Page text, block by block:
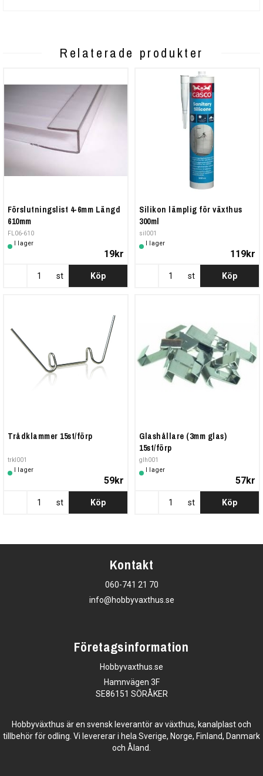
Relaterade produkter
Förslutningslist 4-6mm Längd
610mm
FL06-610
I lager
19kr
st Köp
Silikon lämplig för växthus
300ml
sil001
I lager
119kr
st Köp
Trådklammer 15st/förp
trkl001
I lager
59kr
st Köp
Glashållare (3mm glas)
15st/förp
glh001
I lager
57kr
st Köp
Kontakt
060-741 21 70
info@hobbyvaxthus.se
Företagsinformation
Hobbyvaxthus.se
Hamnvägen 3F
SE86151 SÖRÅKER
Hobbyväxthus är en svensk leverantör av växthus, kanalplast och
tillbehör för odling. Vi levererar i hela Sverige, Norge, Finland, Danmark
och Åland.